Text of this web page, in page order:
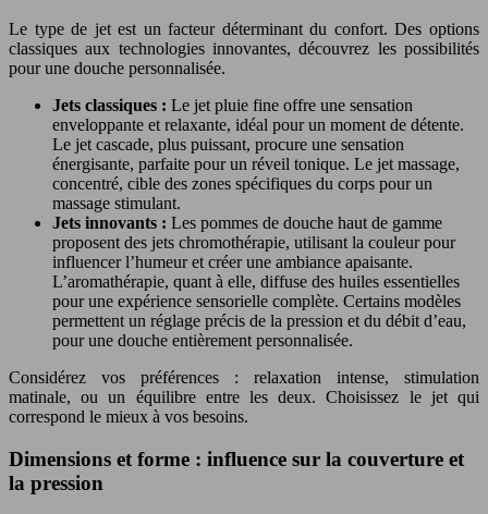
Le type de jet est un facteur déterminant du confort. Des options
classiques aux technologies innovantes, découvrez les possibilités
pour une douche personnalisée.
Jets classiques : Le jet pluie fine offre une sensation
enveloppante et relaxante, idéal pour un moment de détente.
Le jet cascade, plus puissant, procure une sensation
énergisante, parfaite pour un réveil tonique. Le jet massage,
concentré, cible des zones spécifiques du corps pour un
massage stimulant.
Jets innovants : Les pommes de douche haut de gamme
proposent des jets chromothérapie, utilisant la couleur pour
influencer l’humeur et créer une ambiance apaisante.
L’aromathérapie, quant à elle, diffuse des huiles essentielles
pour une expérience sensorielle complète. Certains modèles
permettent un réglage précis de la pression et du débit d’eau,
pour une douche entièrement personnalisée.
Considérez vos préférences : relaxation intense, stimulation
matinale, ou un équilibre entre les deux. Choisissez le jet qui
correspond le mieux à vos besoins.
Dimensions et forme : influence sur la couverture et
la pression